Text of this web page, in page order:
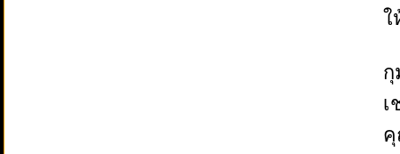
ใ
กุ
เ
คุ